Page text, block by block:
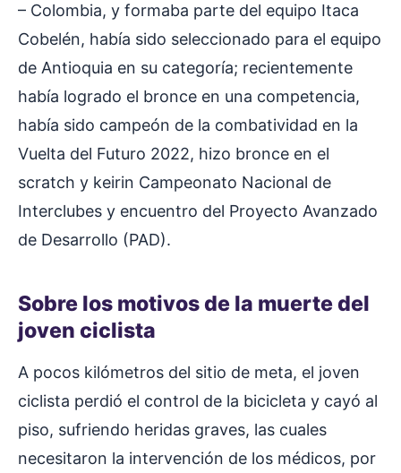
– Colombia, y formaba parte del equipo Itaca
Cobelén, había sido seleccionado para el equipo
de Antioquia en su categoría; recientemente
había logrado el bronce en una competencia,
había sido campeón de la combatividad en la
Vuelta del Futuro 2022, hizo bronce en el
scratch y keirin Campeonato Nacional de
Interclubes y encuentro del Proyecto Avanzado
de Desarrollo (PAD).
Sobre los motivos de la muerte del
joven ciclista
A pocos kilómetros del sitio de meta, el joven
ciclista perdió el control de la bicicleta y cayó al
piso, sufriendo heridas graves, las cuales
necesitaron la intervención de los médicos, por